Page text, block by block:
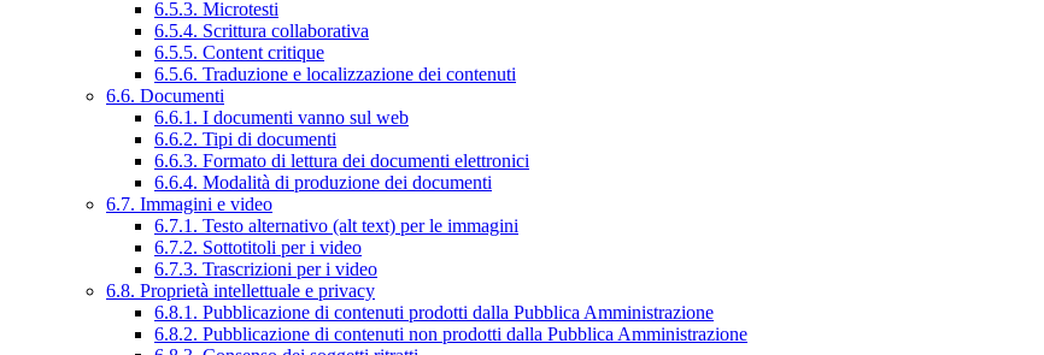
6.5.3. Microtesti
6.5.4. Scrittura collaborativa
6.5.5. Content critique
6.5.6. Traduzione e localizzazione dei contenuti
6.6. Documenti
6.6.1. I documenti vanno sul web
6.6.2. Tipi di documenti
6.6.3. Formato di lettura dei documenti elettronici
6.6.4. Modalità di produzione dei documenti
6.7. Immagini e video
6.7.1. Testo alternativo (alt text) per le immagini
6.7.2. Sottotitoli per i video
6.7.3. Trascrizioni per i video
6.8. Proprietà intellettuale e privacy
6.8.1. Pubblicazione di contenuti prodotti dalla Pubblica Amministrazione
6.8.2. Pubblicazione di contenuti non prodotti dalla Pubblica Amministrazione